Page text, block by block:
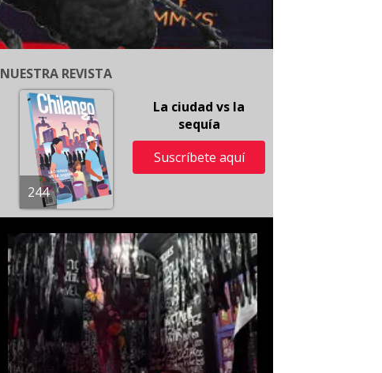
NUESTRA REVISTA
244
La ciudad vs la
sequía
Suscríbete aquí